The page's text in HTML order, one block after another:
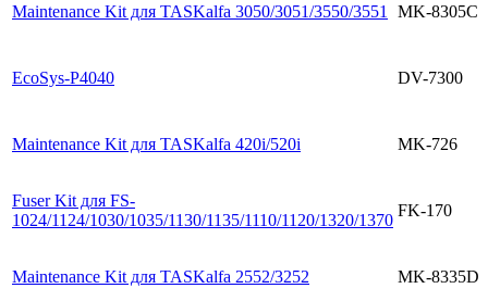
Maintenance Kit для TASKalfa 3050/3051/3550/3551 MK-8305C
EcoSys-P4040 DV-7300
Maintenance Kit для TASKalfa 420i/520i MK-726
Fuser Kit для FS-
1024/1124/1030/1035/1130/1135/1110/1120/1320/1370
FK-170
Maintenance Kit для TASKalfa 2552/3252 MK-8335D